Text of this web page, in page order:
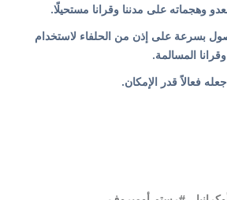
وهجماته على مدننا وقرانا مستحيلًا.
بسرعة على إذن من الحلفاء لاستخدام
المسالمة.
فعالاً قدر الإمكان.